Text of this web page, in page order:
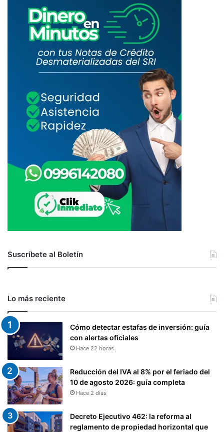
Suscríbete al Boletín
Lo más reciente
Cómo detectar estafas de inversión: guía
con alertas oficiales
Hace 22 horas
Reducción del IVA al 8% por el feriado del
10 de agosto 2026: guía completa
Hace 2 días
Decreto Ejecutivo 462: la reforma al
reglamento de propiedad horizontal que